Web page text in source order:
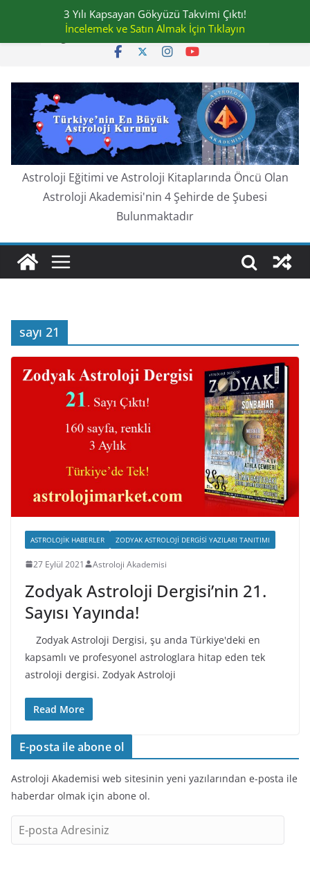
content
Perşembe, Ağustos 6, 2026
Astroloji Eğitimi ve Astroloji Kitaplarında Öncü Olan
Astroloji Akademisi'nin 4 Şehirde de Şubesi
Bulunmaktadır
sayı 21
ASTROLOJIK HABERLER ZODYAK ASTROLOJI DERGISI YAZILARI TANITIMI
27 Eylül 2021 Astroloji Akademisi
Zodyak Astroloji Dergisi’nin 21.
Sayısı Yayında!
Zodyak Astroloji Dergisi, şu anda Türkiye'deki en
kapsamlı ve profesyonel astrologlara hitap eden tek
astroloji dergisi. Zodyak Astroloji
Read More
E-posta ile abone ol
Astroloji Akademisi web sitesinin yeni yazılarından e-posta ile
haberdar olmak için abone ol.
-
3 Yılı Kapsayan Gökyüzü Takvimi Çıktı!
İncelemek ve Satın Almak İçin Tıklayın